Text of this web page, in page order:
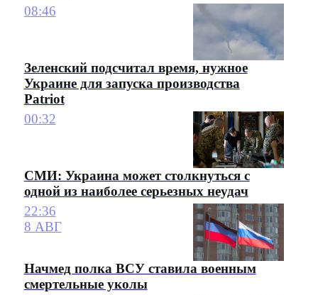
08:46
Зеленский подсчитал время, нужное
Украине для запуска производства
Patriot
00:32
СМИ: Украина может столкнуться с
одной из наиболее серьезных неудач
22:36
8 АВГ
Начмед полка ВСУ ставила военным
смертельные уколы